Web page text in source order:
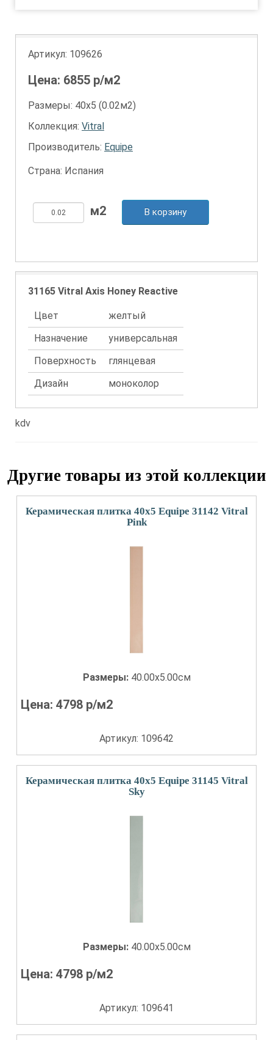
Артикул: 109626
Цена: 6855 р/м2
Размеры: 40х5 (0.02м2)
Коллекция: Vitral
Производитель: Equipe
Страна: Испания
В корзину
31165 Vitral Axis Honey Reactive
Цвет
желтый
Назначение
универсальная
Поверхность
глянцевая
Дизайн
моноколор
kdv
Другие товары из этой коллекции
Керамическая плитка 40x5 Equipe 31142 Vitral
Pink
Размеры: 40.00x5.00см
Цена:4798 р/м2
Артикул: 109642
Керамическая плитка 40x5 Equipe 31145 Vitral
Sky
Размеры: 40.00x5.00см
Цена:4798 р/м2
Артикул: 109641